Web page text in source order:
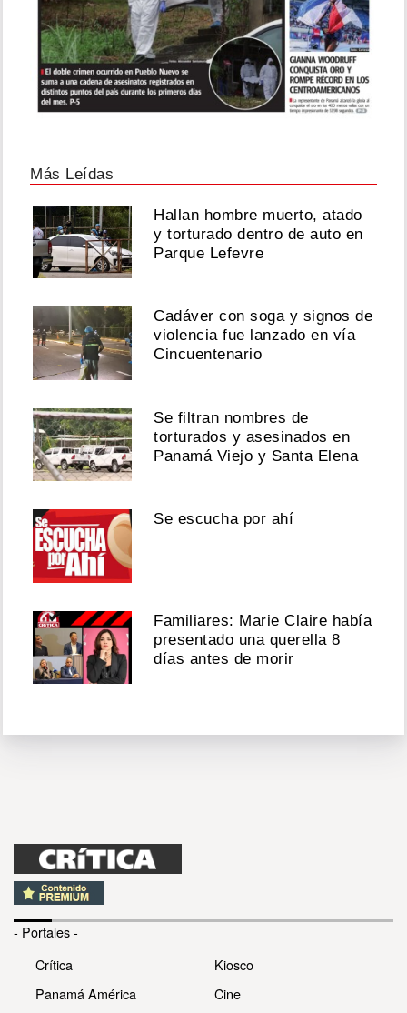
Más Leídas
Hallan hombre muerto, atado
y torturado dentro de auto en
Parque Lefevre
Cadáver con soga y signos de
violencia fue lanzado en vía
Cincuentenario
Se filtran nombres de
torturados y asesinados en
Panamá Viejo y Santa Elena
Se escucha por ahí
Familiares: Marie Claire había
presentado una querella 8
días antes de morir
- Portales -
Crítica
Panamá América
Kiosco
Cine